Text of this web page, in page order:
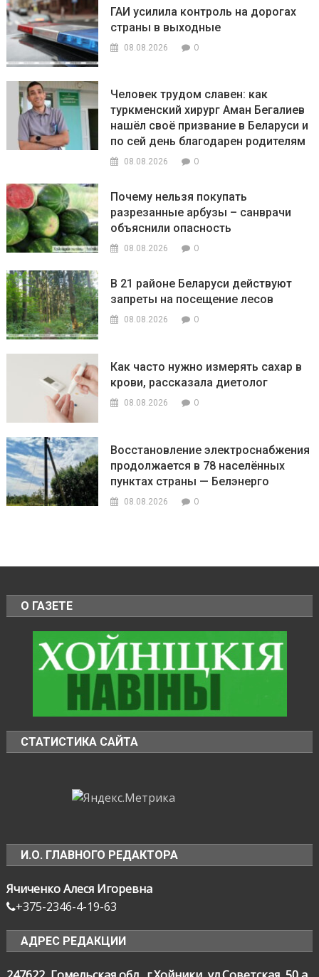
ГАИ усилила контроль на дорогах
страны в выходные
08.08.2026 0
Человек трудом славен: как
туркменский хирург Аман Бегалиев
нашёл своё призвание в Беларуси и
по сей день благодарен родителям
08.08.2026 0
Почему нельзя покупать
разрезанные арбузы – санврачи
объяснили опасность
08.08.2026 0
В 21 районе Беларуси действуют
запреты на посещение лесов
08.08.2026 0
Как часто нужно измерять сахар в
крови, рассказала диетолог
08.08.2026 0
Восстановление электроснабжения
продолжается в 78 населённых
пунктах страны — Белэнерго
08.08.2026 0
О ГАЗЕТЕ
СТАТИСТИКА САЙТА
И.О. ГЛАВНОГО РЕДАКТОРА
Ячиченко Алеся Игоревна
+375-2346-4-19-63
АДРЕС РЕДАКЦИИ